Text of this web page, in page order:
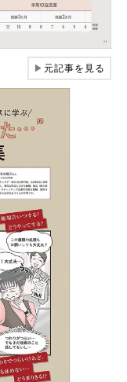
▶元記事を見る